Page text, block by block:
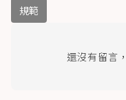
規範
還沒有留言